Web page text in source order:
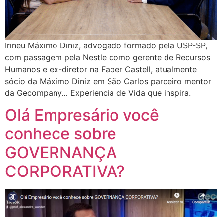
Irineu Máximo Diniz, advogado formado pela USP-SP,
com passagem pela Nestle como gerente de Recursos
Humanos e ex-diretor na Faber Castell, atualmente
sócio da Máximo Diniz em São Carlos parceiro mentor
da Gecompany… Experiencia de Vida que inspira.
Olá Empresário você
conhece sobre
GOVERNANÇA
CORPORATIVA?